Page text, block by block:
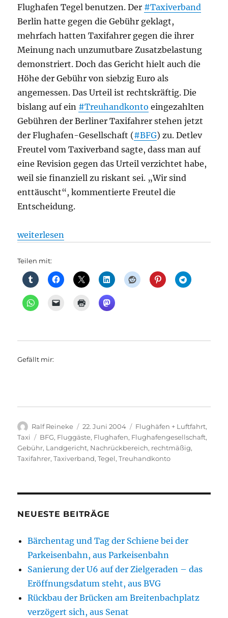
Flughafen Tegel benutzen. Der #Taxiverband
Berlin hatte gegen die Gebühr geklagt,
mehrfach hatten Taxifahrer gegen die ihrer
Meinung nach unzumutbare Zusatzbelastung
demonstriert. Doch das Gericht hielt auch die
Höhe der Gebühr von siebzig Euro als
angemessen. Das Urteil ist rechtskräftig. Die
bislang auf ein #Treuhandkonto eingezahlten
Gebühren der Berliner Taxifahrer stehen jetzt
der Flughafen-Gesellschaft (#BFG) zu. Detlev
Freutel vom Taxiverband sagte, dass man auf
eine Revision gegen das Urteil verzichtet habe,
weil sie finanziell zu riskant sei. „Wir sind
enttäuscht“, kommentierte Freutel die
Entscheidung.
„Taxi + Flughäfen: Gebühr für Taxi-Standplätze in
weiterlesen
Teilen mit:
Gefällt mir:
Autor
Ralf Reineke
Veröffentlicht
am
22. Juni 2004 Kategorien
Flughäfen + Luftfahrt,
Taxi
Schlagwörter
BFG, Fluggäste, Flughafen, Flughafengesellschaft,
Gebühr, Landgericht, Nachrückbereich, rechtmäßig,
Taxifahrer,Taxiverband,Tegel,Treuhandkonto
NEUESTE BEITRÄGE
Bärchentag und Tag der Schiene bei der
Parkeisenbahn, aus Parkeisenbahn
Sanierung der U6 auf der Zielgeraden – das
Eröffnungsdatum steht, aus BVG
Rückbau der Brücken am Breitenbachplatz
verzögert sich, aus Senat